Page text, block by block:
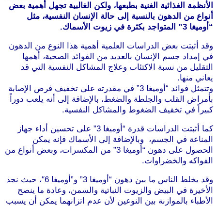
الأنظمة الغذائية الغنية بطبعها، ولكن الغالبية تجهل أهمية بعض
أنواع من الدهون بالنسبة إلى حالة الإنسان النفسية، مثل
“أوميغا 3” المتواجد بكثرة في زيوت الأسماك.
وقد أثبتت بعض الدراسات العلمية أهمية هذا النوع من الدهون
في إمداد جسم الإنسان بالعديد من الفوائد الصحية، أهمها
التقليل من نسبة الاكتئاب وعلاج المشاكل النفسية التي قد
يعاني منها.
وتتمثل فوائد “أوميغا 3” في مقدرته على تخفيف فرص الإصابة
بأمراض القلب والجلطة والضغط، بالإضافة إلى أنه يلعب دوراً
كبيراً في تخفيف الضغوط والمشاكل النفسية.
كما أثبتت الدراسات قدرة “أوميغا 3” على تحسين أداء جهاز
المناعة في الجسم، وبالإضافة إلى الأسماك فإنه يمكن
الحصول على دهون “أوميغا 3” من المكسرات، وبعض أنواع من
الفواكه والخضراوات.
وقد يخلط الناس ما بين دهون “أوميغا 3” و”أوميغا 6″، حيث نجد
الأخيرة في البيض والزيوت النباتية والسمن، وعادة ما ينصح
الأطباء بالموازنة بين النوعين لأن عدم اتزانهما يمكن أن يسبب